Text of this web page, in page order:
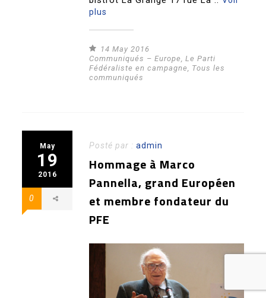
plus
14 May 2016
Communiqués – Europe ,Le Parti
Fédéraliste en campagne
Tous les
communiqués
May
19
2016
0
Posté par :admin
Hommage à Marco
Pannella, grand Européen
et membre fondateur du
PFE